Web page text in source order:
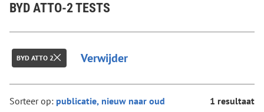
BYD ATTO-2 TESTS
BYD ATTO 2 Verwijder
Sorteer op: 1 resultaat